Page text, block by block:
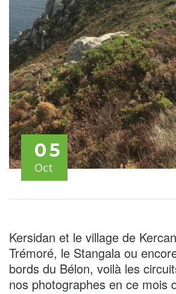
05
Oct
Kersidan et le village de
Trémoré, le Stangala ou
bords du Bélon, voilà les
nos photographes en ce mois